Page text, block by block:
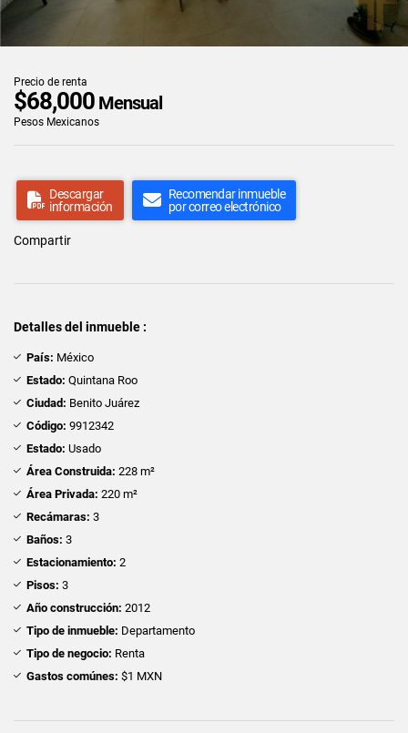
Precio de renta
$68,000 Mensual
Pesos Mexicanos
Descargar
información
Recomendar inmueble
por correo electrónico
Compartir
Detalles del inmueble :
País: México
Estado: Quintana Roo
Ciudad: Benito Juárez
Código: 9912342
Estado: Usado
Área Construida: 228 m²
Área Privada: 220 m²
Recámaras: 3
Baños: 3
Estacionamiento: 2
Pisos: 3
Año construcción: 2012
Tipo de inmueble: Departamento
Tipo de negocio: Renta
Gastos comúnes: $1 MXN